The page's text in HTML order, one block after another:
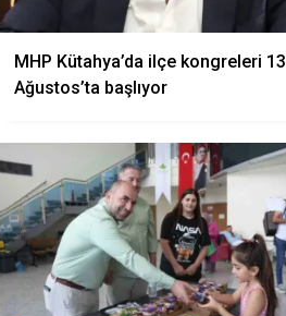
MHP Kütahya’da ilçe kongreleri 13
Ağustos’ta başlıyor